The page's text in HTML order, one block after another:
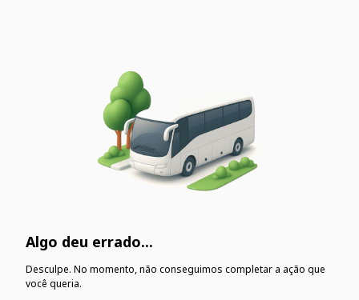
Algo deu errado...
Desculpe. No momento, não conseguimos completar a ação que
você queria.